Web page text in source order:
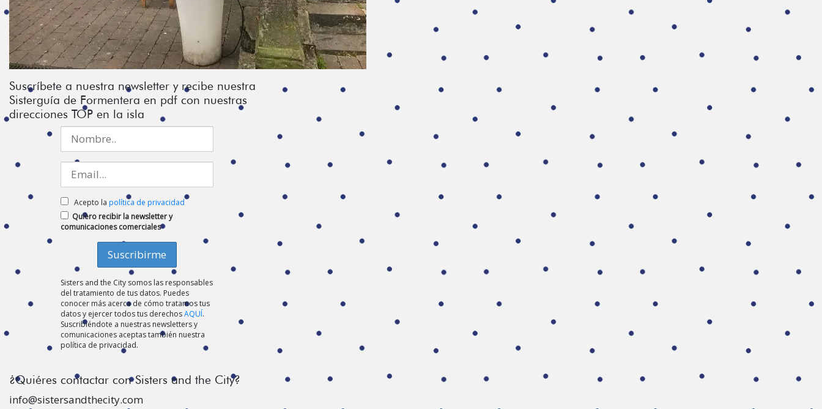
Suscríbete a nuestra newsletter y recibe nuestra
Sisterguía de Formentera en pdf con nuestras
direcciones TOP en la isla
Acepto la política de privacidad
Quiero recibir la newsletter y
comunicaciones comerciales
Sisters and the City somos las responsables
del tratamiento de tus datos. Puedes
conocer más acerca de cómo tratamos tus
datos y ejercer todos tus derechosAQUÍ.
Suscribiéndote a nuestras newsletters y
comunicaciones aceptas también nuestra
política de privacidad.
¿Quiéres contactar con Sisters and the City?
info@sistersandthecity.com